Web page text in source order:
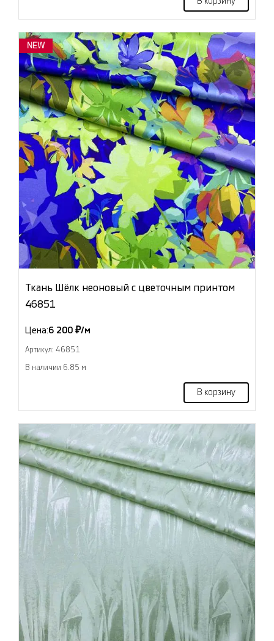
NEW
Ткань Шёлк неоновый с цветочным принтом
46851
Цена:6 200 ₽/м
Артикул: 46851
В наличии 6.85 м
В корзину